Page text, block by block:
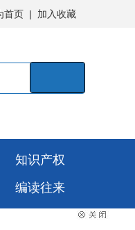
首页 | 加入收藏
知识产权
编读往来